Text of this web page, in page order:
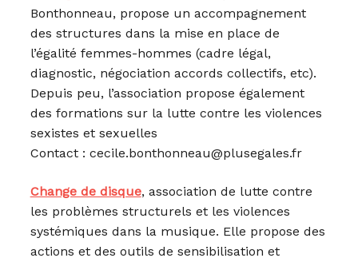
Bonthonneau, propose un accompagnement
des structures dans la mise en place de
l’égalité femmes-hommes (cadre légal,
diagnostic, négociation accords collectifs, etc).
Depuis peu, l’association propose également
des formations sur la lutte contre les violences
sexistes et sexuelles
Contact : cecile.bonthonneau@plusegales.fr
Change de disque, association de lutte contre
les problèmes structurels et les violences
systémiques dans la musique. Elle propose des
actions et des outils de sensibilisation et